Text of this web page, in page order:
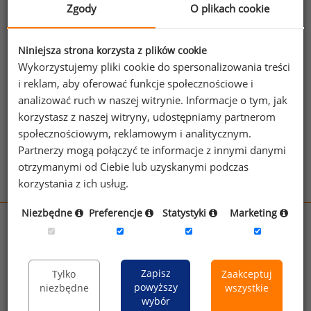
kierownik do spraw serwisu.
Jeżeli posiadasz dostęp, do pełnego raportu
jednego z powyższych stanowisk możesz za
jego pomocą sprawdzić raporty dla
pozostałych.
Wykorzystaj kod
Aby otrzymać darmowy kod dostępu weź udział
wOgólnopolskim Badaniu Wynagrodzeń.
wynagrodzenia.pl
rynekpracy.pl
raportyplacowe.pl
badania
HR.pl
Zgody O plikach cookie
Niniejsza strona korzysta z plików cookie
Wykorzystujemy pliki cookie do spersonalizowania treści
i reklam, aby oferować funkcje społecznościowe i
analizować ruch w naszej witrynie. Informacje o tym, jak
korzystasz z naszej witryny, udostępniamy partnerom
społecznościowym, reklamowym i analitycznym.
Partnerzy mogą połączyć te informacje z innymi danymi
otrzymanymi od Ciebie lub uzyskanymi podczas
korzystania z ich usług.
Niezbędne Preferencje Statystyki Marketing
Tylko
niezbędne
Zapisz
powyższy
wybór
Zaakceptuj
wszystkie